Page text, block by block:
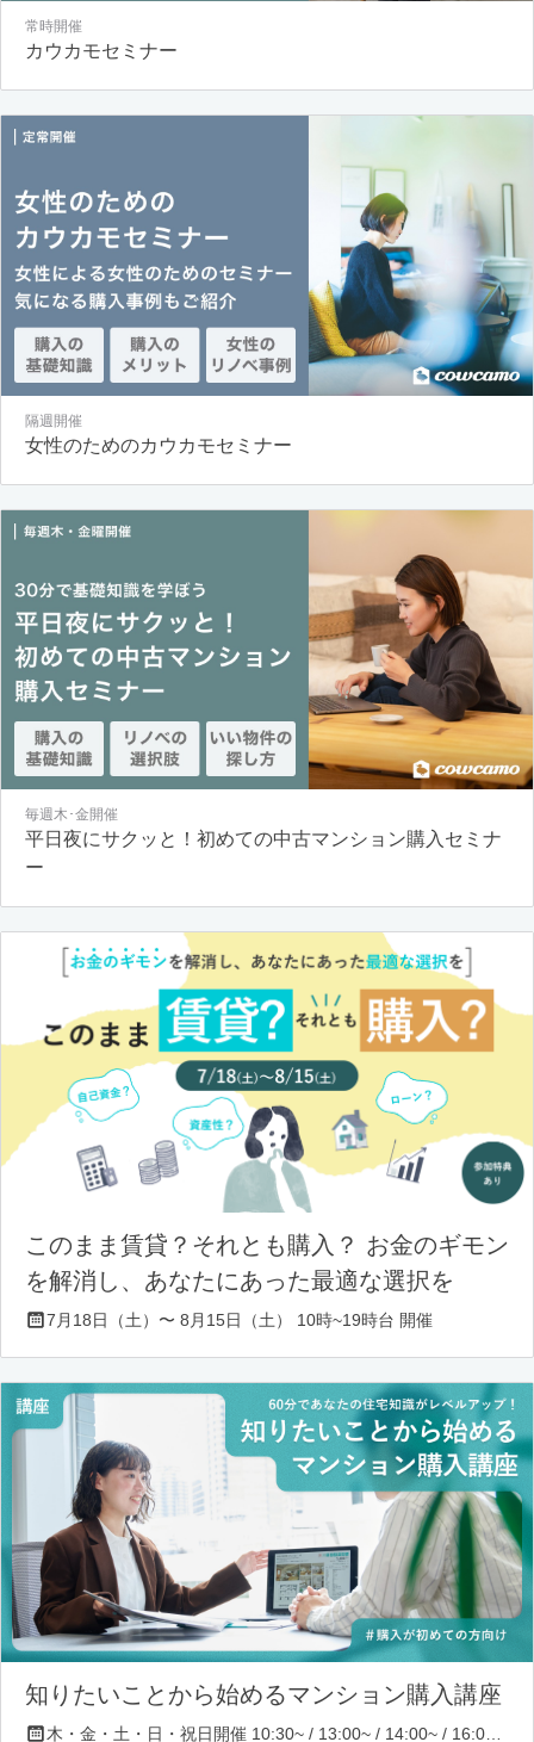
常時開催
カウカモセミナー
隔週開催
女性のためのカウカモセミナー
毎週木･金開催
平日夜にサクッと！初めての中古マンション購入セミナ
ー
このまま賃貸？それとも購入？ お金のギモン
を解消し、あなたにあった最適な選択を
7月18日（土）〜 8月15日（土） 10時~19時台 開催
知りたいことから始めるマンション購入講座